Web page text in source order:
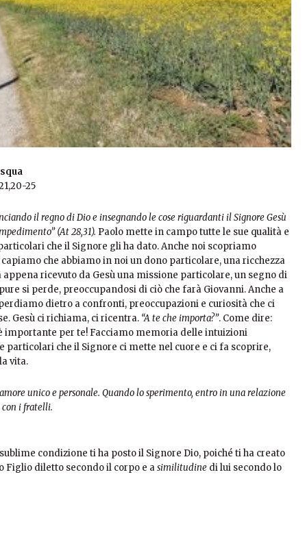
25
il regno di Dio e insegnando le cose riguardanti il Signore Gesù
(At 28,31). Paolo mette in campo tutte le sue qualità e
che il Signore gli ha dato. Anche noi scopriamo
che abbiamo in noi un dono particolare, una ricchezza
appena ricevuto da Gesù una missione particolare, un segno di
si perde, preoccupandosi di ciò che farà Giovanni. Anche a
dietro a confronti, preoccupazioni e curiosità che ci
Gesù ci richiama, ci ricentra. “A te che importa?”. Come dire:
importante per te! Facciamo memoria delle intuizioni
particolari che il Signore ci mette nel cuore e ci fa scoprire,
vita.
unico e personale. Quando lo sperimento, entro in una relazione
con i fratelli.
condizione ti ha posto il Signore Dio, poiché ti ha creato
Figlio diletto secondo il corpo e asimilitudine di lui secondo lo